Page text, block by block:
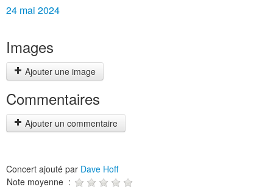
24 mai 2024
Images
Ajouter une image
Commentaires
Ajouter un commentaire
Concert ajouté par Dave Hoff
Note moyenne :